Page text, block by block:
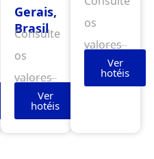
Gerais,
Brasil
Consulte
os
valores
Ver
hotéis
os
valores
Ver
hotéis